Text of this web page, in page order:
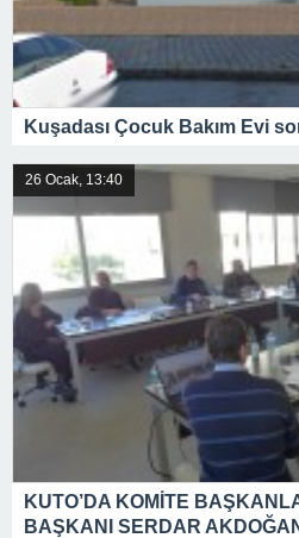
Kuşadası Çocuk Bakım Evi
26 Ocak, 13:40
KUTO’DA KOMİTE
BAŞKANI SERDAR